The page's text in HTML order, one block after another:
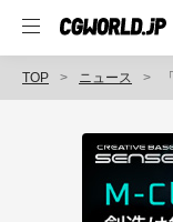
TOP ニュース